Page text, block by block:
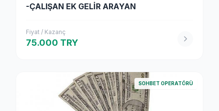
-ÇALIŞAN EK GELİR ARAYAN
Fiyat / Kazanç
75.000 TRY
SOHBET OPERATÖRÜ